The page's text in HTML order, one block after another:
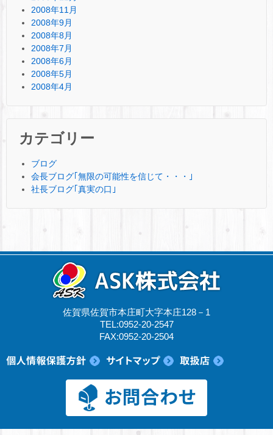
2008年11月
2008年9月
2008年8月
2008年7月
2008年6月
2008年5月
2008年4月
カテゴリー
ブログ
会長ブログ｢無限の可能性を信じて・・・｣
社長ブログ｢真実の口｣
佐賀県佐賀市本庄町大字本庄128－1
TEL:0952-20-2547
FAX:0952-20-2504
© 2017 ASK株式会社.